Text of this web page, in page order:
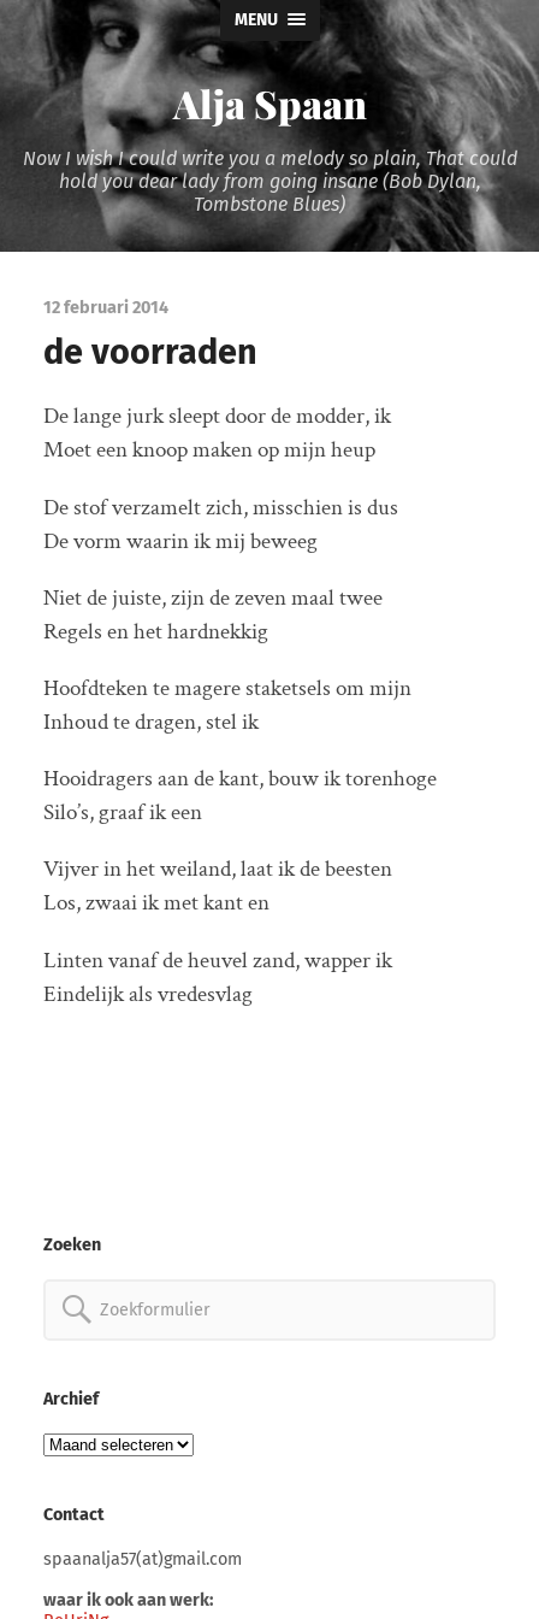
MENU
Alja Spaan
Now I wish I could write you a melody so plain, That could
hold you dear lady from going insane (Bob Dylan,
Tombstone Blues)
12 februari 2014
de voorraden
De lange jurk sleept door de modder, ik
Moet een knoop maken op mijn heup
De stof verzamelt zich, misschien is dus
De vorm waarin ik mij beweeg
Niet de juiste, zijn de zeven maal twee
Regels en het hardnekkig
Hoofdteken te magere staketsels om mijn
Inhoud te dragen, stel ik
Hooidragers aan de kant, bouw ik torenhoge
Silo’s, graaf ik een
Vijver in het weiland, laat ik de beesten
Los, zwaai ik met kant en
Linten vanaf de heuvel zand, wapper ik
Eindelijk als vredesvlag
Zoeken
Zoeken
Archief
Archief
Contact
spaanalja57(at)gmail.com
waar ik ook aan werk: